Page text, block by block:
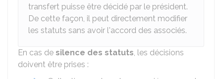
transfert puisse être décidé par le président.
De cette façon, il peut directement modifier
les statuts sans avoir l'accord des associés.
En cas de silence des statuts, les décisions
doivent être prises :